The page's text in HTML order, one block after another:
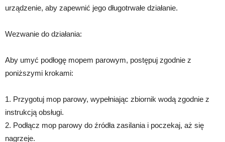
urządzenie, aby zapewnić jego długotrwałe działanie.
Wezwanie do działania:
Aby umyć podłogę mopem parowym, postępuj zgodnie z
poniższymi krokami:
1. Przygotuj mop parowy, wypełniając zbiornik wodą zgodnie z
instrukcją obsługi.
2. Podłącz mop parowy do źródła zasilania i poczekaj, aż się
nagrzeje.